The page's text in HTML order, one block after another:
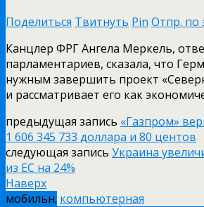
Поделиться Твитнуть Pin Отпр. по
Канцлер ФРГ Ангела Меркель,
парламентариев, сказала, что
нужным завершить проект
и рассматривает его как
предыдущая запись «Газпром»
1 606 345 733 доллара и 80 центов
следующая запись Украина
из ЕС на 24%
Наверх
мобильн. компьютерная